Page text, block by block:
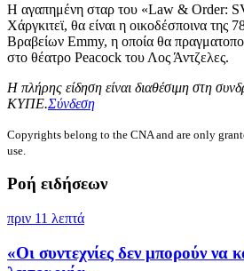
Η αγαπημένη σταρ του «Law & Order:
Χάργκιτεϊ, θα είναι η οικοδέσποινα της
Βραβείων Emmy, η οποία θα
στο θέατρο Peacock του Λος Άντζελες.
Η πλήρης είδηση είναι διαθέσιμη στη
ΚΥΠΕ.Σύνδεση
Copyrights belong to the CNA and are only
use.
Ροή ειδήσεων
πριν 11 λεπτά
«Οι συντεχνίες δεν μπορούν να